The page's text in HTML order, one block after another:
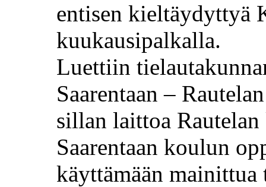
entisen kieltäydyttyä
kuukausipalkalla.
Luettiin
Saarentaan – Rautelan
sillan laittoa Rautelan
Saarentaan koulun
käyttämään